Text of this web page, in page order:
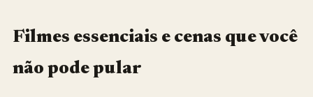
Filmes essenciais e cenas que você
não pode pular